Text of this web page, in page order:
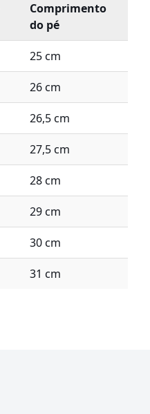
Comprimento
do pé
25 cm
26 cm
26,5 cm
27,5 cm
28 cm
29 cm
30 cm
31 cm